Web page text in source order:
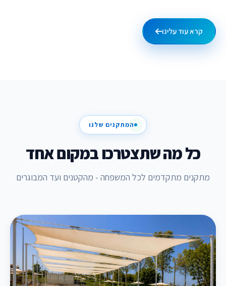
קרא עוד עלינו
המתקנים שלנו
כל מה שתצטרכו במקום אחד
מתקנים מתקדמים לכל המשפחה - מהקטנים ועד המבוגרים